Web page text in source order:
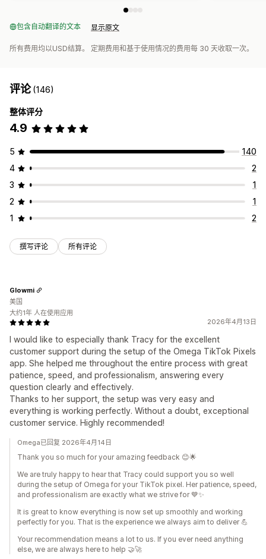
包含自动翻译的文本 显示原文
所有费用均以USD结算。 定期费用和基于使用情况的费用每 30 天收取一次。
评论(146)
整体评分
4.9
5
140
4
2
3
1
2
1
1
2
撰写评论 所有评论
2026年4月13日
I would like to especially thank Tracy for the excellent
customer support during the setup of the Omega TikTok Pixels
app. She helped me throughout the entire process with great
patience, speed, and professionalism, answering every
question clearly and effectively.
Thanks to her support, the setup was very easy and
everything is working perfectly. Without a doubt, exceptional
customer service. Highly recommended!
Glowmi
美国
大约1年 人在使用应用
Omega已回复 2026年4月14日
Thank you so much for your amazing feedback 😊🌟
We are truly happy to hear that Tracy could support you so well
during the setup of Omega for your TikTok pixel. Her patience, speed,
and professionalism are exactly what we strive for 💙✨
It is great to know everything is now set up smoothly and working
perfectly for you. That is the experience we always aim to deliver 💪
Your recommendation means a lot to us. If you ever need anything
else, we are always here to help 🤝🚀